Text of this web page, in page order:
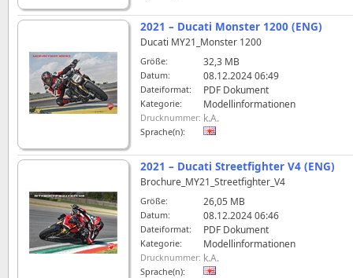
2021 – Ducati Monster 1200 (ENG)
Ducati MY21_Monster 1200
Größe: 32,3 MB
Datum: 08.12.2024 06:49
Dateiformat: PDF Dokument
Kategorie: Modellinformationen
Drucknummer: k.A.
Sprache(n):
2021 – Ducati Streetfighter V4 (ENG)
Brochure_MY21_Streetfighter_V4
Größe: 26,05 MB
Datum: 08.12.2024 06:46
Dateiformat: PDF Dokument
Kategorie: Modellinformationen
Drucknummer: k.A.
Sprache(n):